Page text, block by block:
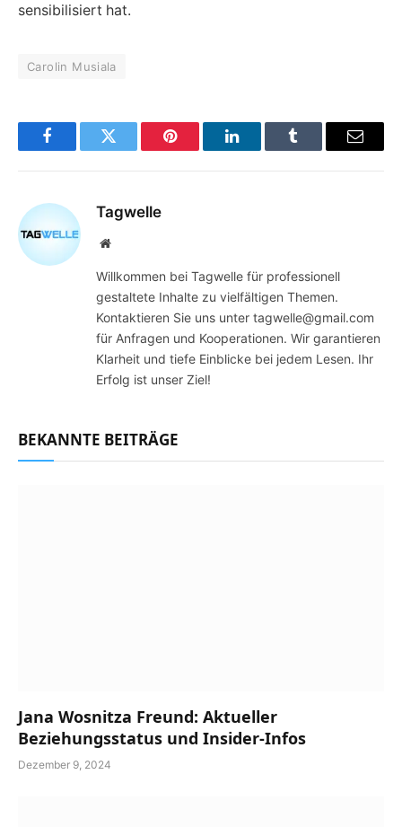
sensibilisiert hat.
Carolin Musiala
FacebookTwitter Pinterest LinkedInTumblr Email
Tagwelle
Website
Willkommen bei Tagwelle für professionell
gestaltete Inhalte zu vielfältigen Themen.
Kontaktieren Sie uns unter tagwelle@gmail.com
für Anfragen und Kooperationen. Wir garantieren
Klarheit und tiefe Einblicke bei jedem Lesen. Ihr
Erfolg ist unser Ziel!
BEKANNTE BEITRÄGE
Jana Wosnitza Freund: Aktueller
Beziehungsstatus und Insider-Infos
Dezember 9, 2024